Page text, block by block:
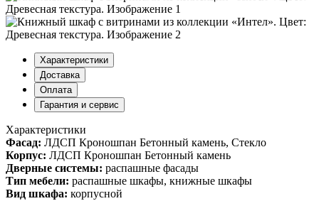
Характеристики
Доставка
Оплата
Гарантия и сервис
Характеристики
Фасад: ЛДСП Кроношпан Бетонный камень, Стекло
Корпус: ЛДСП Кроношпан Бетонный камень
Дверные системы: распашные фасады
Тип мебели: распашные шкафы, книжные шкафы
Вид шкафа: корпусной